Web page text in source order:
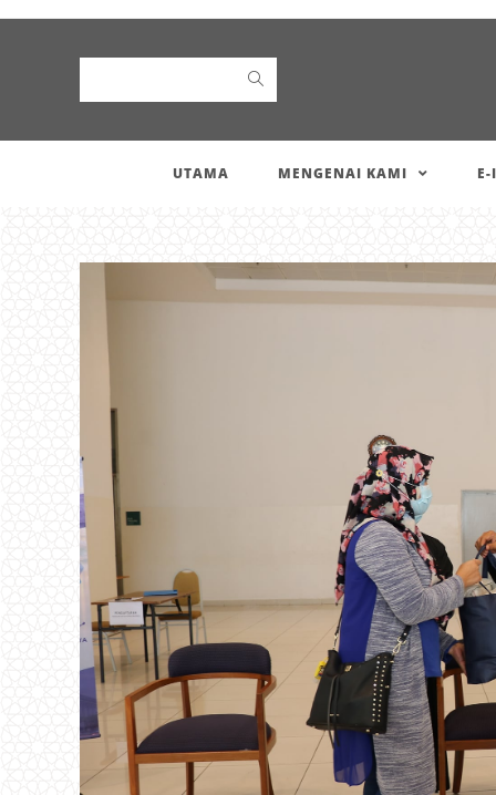
UTAMA MENGENAI KAMI